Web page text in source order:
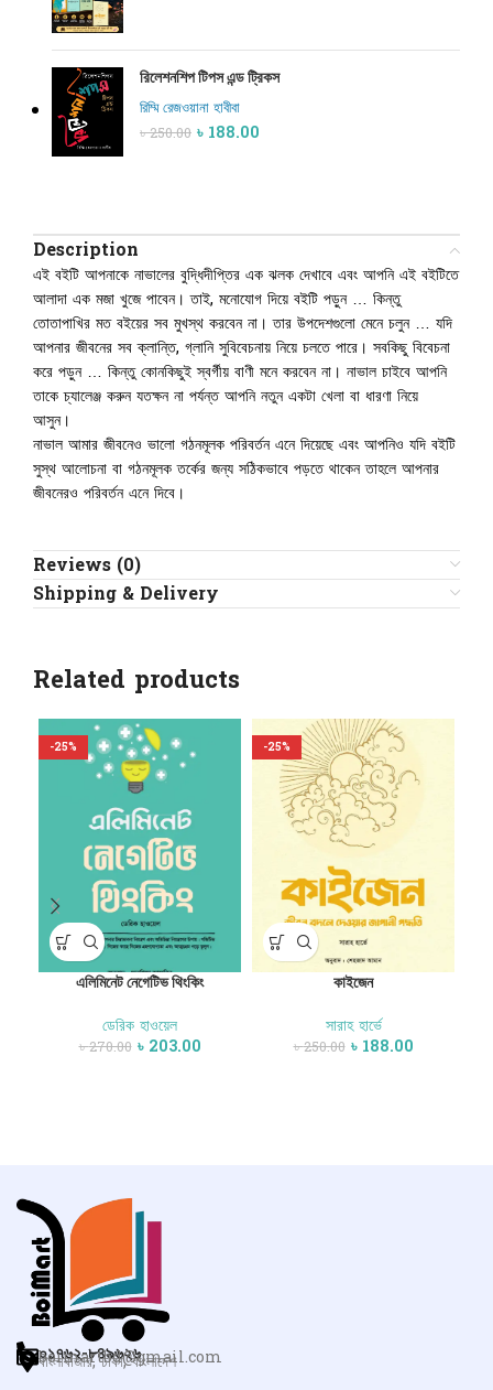
রিলেশনশিপ টিপস এন্ড ট্রিকস
রিম্মি রেজওয়ানা হাবীবা
৳250.00 ৳ 188.00
Description
এই বইটি আপনাকে নাভালের বুদ্ধিদীপ্তির এক ঝলক দেখাবে এবং আপনি এই বইটিতে
আলাদা এক মজা খুজে পাবেন। তাই, মনোযোগ দিয়ে বইটি পড়ুন … কিন্তু
তোতাপাখির মত বইয়ের সব মুখস্থ করবেন না। তার উপদেশগুলো মেনে চলুন … যদি
আপনার জীবনের সব ক্লান্তি, গ্লানি সুবিবেচনায় নিয়ে চলতে পারে। সবকিছু বিবেচনা
করে পড়ুন … কিন্তু কোনকিছুই স্বর্গীয় বাণী মনে করবেন না। নাভাল চাইবে আপনি
তাকে চ্যালেঞ্জ করুন যতক্ষন না পর্যন্ত আপনি নতুন একটা খেলা বা ধারণা নিয়ে
আসুন।
নাভাল আমার জীবনেও ভালো গঠনমূলক পরিবর্তন এনে দিয়েছে এবং আপনিও যদি বইটি
সুস্থ আলোচনা বা গঠনমূলক তর্কের জন্য সঠিকভাবে পড়তে থাকেন তাহলে আপনার
জীবনেরও পরিবর্তন এনে দিবে।
Reviews (0)
Shipping & Delivery
Related products
-25%
এলিমিনেট নেগেটিভ থিংকিং
ডেরিক হাওয়েল
৳270.00 ৳ 203.00
-25%
কাইজেন
সারাহ হার্ভে
৳250.00 ৳ 188.00
০১৭৬২-৮৪৯৬২৬
boimartbd@gmail.com
বাংলাবাজার, ঢাকা, বাংলাদেশ